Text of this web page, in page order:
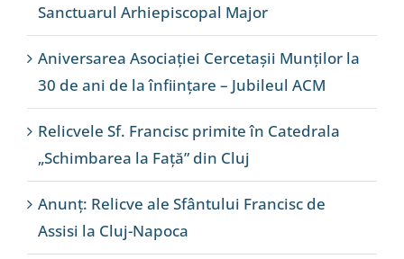
Sanctuarul Arhiepiscopal Major
Aniversarea Asociației Cercetașii Munților la
30 de ani de la înființare – Jubileul ACM
Relicvele Sf. Francisc primite în Catedrala
„Schimbarea la Față” din Cluj
Anunț: Relicve ale Sfântului Francisc de
Assisi la Cluj-Napoca